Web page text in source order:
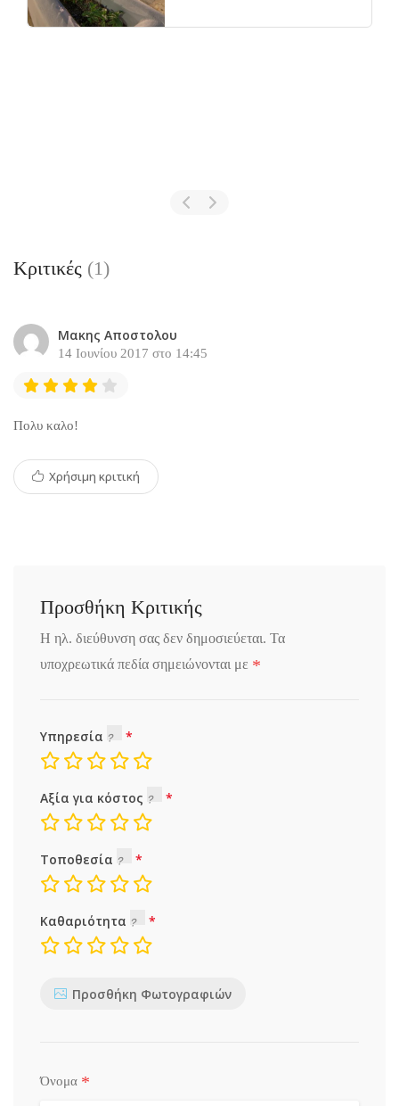
Κριτικές (1)
Μακης Αποστολου
14 Ιουνίου 2017 στο 14:45
Πολυ καλο!
Χρήσιμη κριτική
Προσθήκη Κριτικής
Η ηλ. διεύθυνση σας δεν δημοσιεύεται. Τα
υποχρεωτικά πεδία σημειώνονται με *
Υπηρεσία
Αξία για κόστος
Τοποθεσία
Καθαριότητα
Προσθήκη Φωτογραφιών
Όνομα *